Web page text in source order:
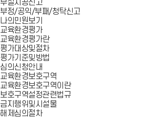
부실시공신고
부정/공익/부패/청탁신고
나의민원보기
교육환경평가
교육환경평가란
평가대상및절차
평가기준및방법
심의신청안내
교육환경보호구역
교육환경보호구역이란
보호구역설정관련법규
금지행위및시설물
해제심의절차